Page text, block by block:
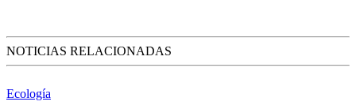
NOTICIAS RELACIONADAS
Ecología